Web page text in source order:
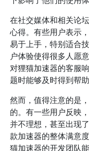
在社交媒体和相关论
心得。有些用户表示
易于上手，特别适合
户体验使得很多人愿
对狸猫加速器的客服
题时能够及时得到帮
然而，值得注意的是
的。有一些用户反映
并不理想，甚至出现
款加速器的整体满意
猫加速器的开发团队